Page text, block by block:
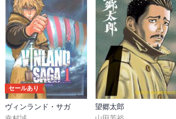
次の11巻まで出来るだけ間が空かないことを
セールあり
ヴィンランド・サガ
望郷太郎